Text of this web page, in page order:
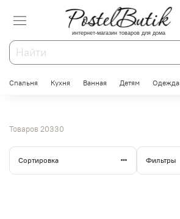
интернет-магазин товаров для дома
Спальня Кухня Ванная Детям Одежда
Товаров 20330
Сортировка Фильтры